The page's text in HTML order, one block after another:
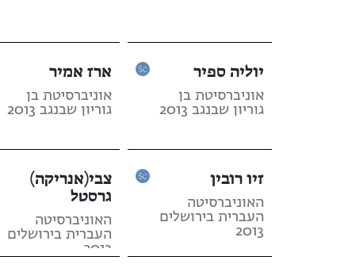
יוליה ספיר
אוניברסיטת בן
גוריון שבנגב 2013
ארז אמיר
אוניברסיטת בן
גוריון שבנגב 2013
זיו רובין
האוניברסיטה
העברית בירושלים
2013
צבי(אנריקה)
גרסטל
האוניברסיטה
העברית בירושלים
2013